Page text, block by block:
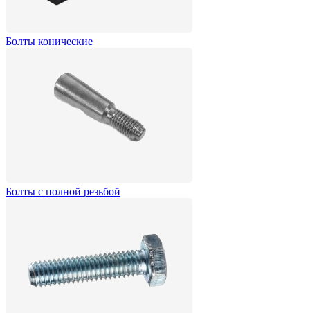
Болты конические
Болты с полной резьбой